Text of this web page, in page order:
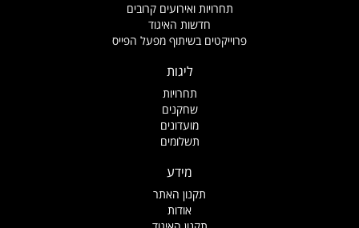
תחרויות ואירועים קרובים
חדשות האיגוד
פרוייקטים בשיתוף מפעל הפייס
ליגות
תחרויות
שחקנים
מועדונים
תשלומים
מידע
תקנון האתר
אודות